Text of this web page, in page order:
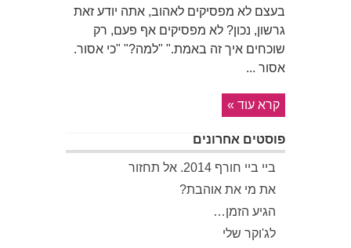
בעצם לא מפסיקים לאהוב, אתה יודע זאת
גרשון, נכון? לא מפסיקים אף פעם, רק
שוכחים איך זה באמת." "למה?" "כי אסור.
אסור ...
קרא עוד »
פוסטים אחרונים
ביי ביי חורף 2014. אל תחזור
את מי את אוהבת?
הגיע הזמן…
לג'וקר שלי